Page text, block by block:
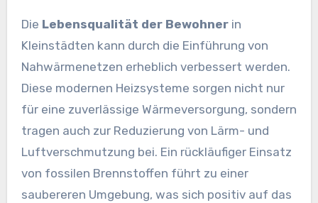
Die Lebensqualität der Bewohnerin
Kleinstädten kann durch die Einführung von
Nahwärmenetzen erheblich verbessert werden.
Diese modernen Heizsysteme sorgen nicht nur
für eine zuverlässige Wärmeversorgung, sondern
tragen auch zur Reduzierung von Lärm- und
Luftverschmutzung bei. Ein rückläufiger Einsatz
von fossilen Brennstoffen führt zu einer
saubereren Umgebung, was sich positiv auf das